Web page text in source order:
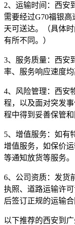
2、运输时间： 西安
需要经过G70福银高
天可送达。（具体
有所不同。）
3、服务质量： 西安
率、服务响应速度均
4、风险管理： 西安
程，以及面对突发
程中得到妥善保管和
5、增值服务： 如有
增值服务，如保价
等通知放货等服务。
6、公司资质： 发货
执照、道路运输许
后签订正规的运输合
以下推荐的西安到